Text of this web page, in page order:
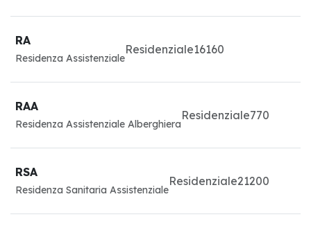
RA
Residenza Assistenziale
Residenziale16160
RAA
Residenza Assistenziale Alberghiera
Residenziale770
RSA
Residenza Sanitaria Assistenziale
Residenziale21200